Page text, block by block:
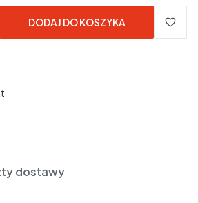
DODAJ DO KOSZYKA
dostawy